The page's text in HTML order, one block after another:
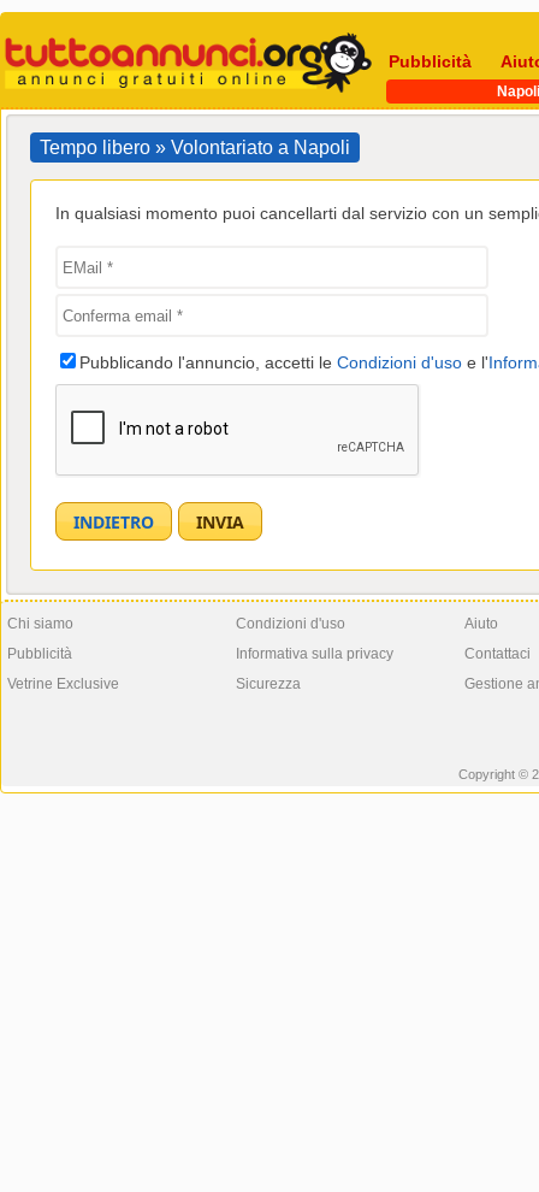
Pubblicità
Napoli
Tempo libero » Volontariato a Napoli
In qualsiasi momento puoi cancellarti dal servizio con un
Pubblicando l'annuncio, accetti le Condizioni d'uso e l'
Chi siamo
Pubblicità
Vetrine Exclusive
Condizioni d'uso
Informativa sulla privacy
Sicurezza
Aiuto
Contattaci
Gestione
Copyright ©